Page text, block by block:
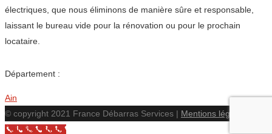
électriques, que nous éliminons de manière sûre et responsable,
laissant le bureau vide pour la rénovation ou pour le prochain
locataire.
Département :
Ain
© copyright 2021 France Débarras Services | Mentions légales
Call Now Button